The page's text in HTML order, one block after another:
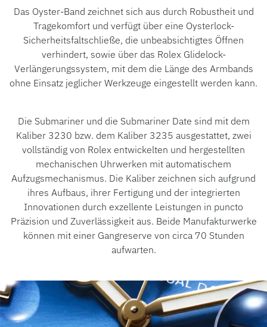
Das Oyster-Band zeichnet sich aus durch Robustheit und
Tragekomfort und verfügt über eine Oysterlock-
Sicherheitsfaltschließe, die unbeabsichtigtes Öffnen
verhindert, sowie über das Rolex Glidelock-
Verlängerungssystem, mit dem die Länge des Armbands
ohne Einsatz jeglicher Werkzeuge eingestellt werden kann.
Die Submariner und die Submariner Date sind mit dem
Kaliber 3230 bzw. dem Kaliber 3235 ausgestattet, zwei
vollständig von Rolex entwickelten und hergestellten
mechanischen Uhrwerken mit automatischem
Aufzugsmechanismus. Die Kaliber zeichnen sich aufgrund
ihres Aufbaus, ihrer Fertigung und der integrierten
Innovationen durch exzellente Leistungen in puncto
Präzision und Zuverlässigkeit aus. Beide Manufakturwerke
können mit einer Gangreserve von circa 70 Stunden
aufwarten.